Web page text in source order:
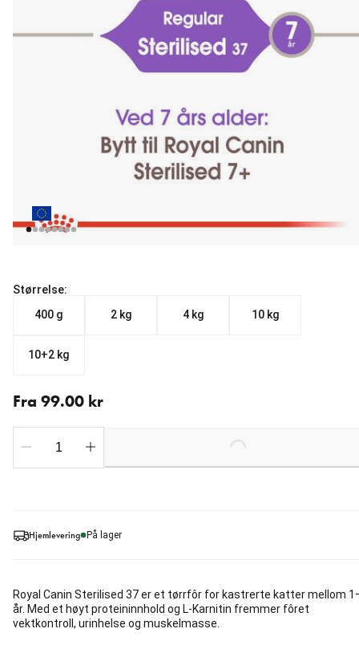
Hjemlevering På lager
Royal Canin Sterilised 37 er et tørrfôr for kastrerte katter mellom
år. Med et høyt proteininnhold og L-Karnitin fremmer fôret
vektkontroll, urinhelse og muskelmasse.
Størrelse:
400 g
2 kg 4 kg 10 kg
10+2 kg
Fra 99.00 kr
Loading...